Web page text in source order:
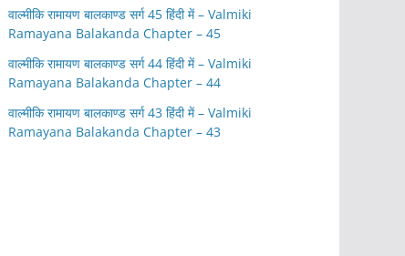
वाल्मीकि रामायण बालकाण्ड सर्ग 45 हिंदी में – Valmiki
Ramayana Balakanda Chapter – 45
वाल्मीकि रामायण बालकाण्ड सर्ग 44 हिंदी में – Valmiki
Ramayana Balakanda Chapter – 44
वाल्मीकि रामायण बालकाण्ड सर्ग 43 हिंदी में – Valmiki
Ramayana Balakanda Chapter – 43